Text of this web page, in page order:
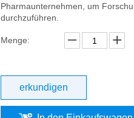
Pharmaunternehmen, um
durchzuführen.
Menge:
erkundigen